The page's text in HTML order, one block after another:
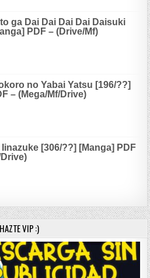
ga Dai Dai Dai Dai Daisuki
PDF – (Drive/Mf)
no Yabai Yatsu [196/??]
– (Mega/Mf/Drive)
[306/??] [Manga] PDF
HAZTE VIP :)